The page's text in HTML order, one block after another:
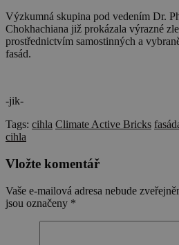
Výzkumná skupina pod vedením Dr.
Chokhachiana již prokázala výrazné
prostřednictvím samostinných a
fasád.
-jik-
Tags: cihla Climate Active Bricks
cihla
Vložte komentář
Vaše e-mailová adresa nebude
jsou označeny *